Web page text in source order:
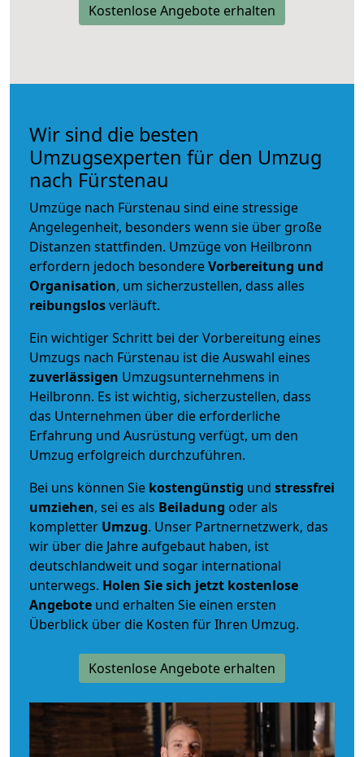
Kostenlose Angebote erhalten
Wir sind die besten
Umzugsexperten für den Umzug
nach Fürstenau
Umzüge nach Fürstenau sind eine stressige
Angelegenheit, besonders wenn sie über große
Distanzen stattfinden. Umzüge von Heilbronn
erfordern jedoch besondereVorbereitung und
Organisation, um sicherzustellen, dass alles
reibungslosverläuft.
Ein wichtiger Schritt bei der Vorbereitung eines
Umzugs nach Fürstenau ist die Auswahl eines
zuverlässigen Umzugsunternehmens in
Heilbronn. Es ist wichtig, sicherzustellen, dass
das Unternehmen über die erforderliche
Erfahrung und Ausrüstung verfügt, um den
Umzug erfolgreich durchzuführen.
Bei uns können Sie kostengünstig und stressfrei
umziehen, sei es als Beiladung oder als
kompletter Umzug. Unser Partnernetzwerk, das
wir über die Jahre aufgebaut haben, ist
deutschlandweit und sogar international
unterwegs. Holen Sie sich jetzt kostenlose
Angebote und erhalten Sie einen ersten
Überblick über die Kosten für Ihren Umzug.
Kostenlose Angebote erhalten